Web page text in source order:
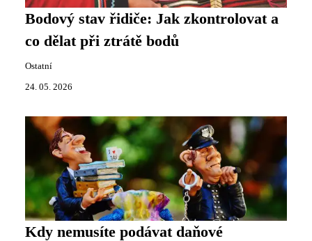
Bodový stav řidiče: Jak zkontrolovat a
co dělat při ztrátě bodů
Ostatní
24. 05. 2026
Kdy nemusíte podávat daňové